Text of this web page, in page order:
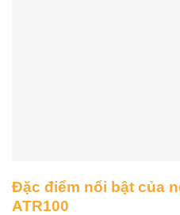
Đặc điểm nổi bật của
ATR100